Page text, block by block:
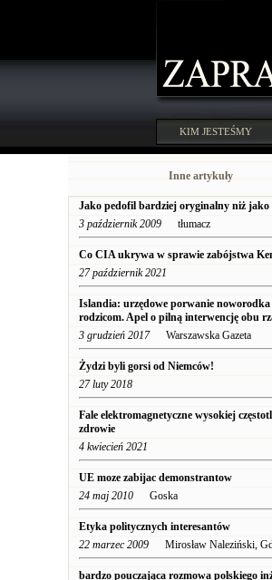
KIM JESTEŚMY
Inne artykuły
Jako pedofil bardziej oryginalny niż jako
3 październik 2009 tłumacz
Co CIA ukrywa w sprawie zabójstwa
27 październik 2021
Islandia: urzędowe porwanie
rodzicom. Apel o pilną interwencję obu
3 grudzień 2017Warszawska Gazeta
Żydzi byli gorsi od Niemców!
27 luty 2018
Fale elektromagnetyczne wysokiej
zdrowie
4 kwiecień 2021
UE moze zabijac demonstrantow
24 maj 2010 Goska
Etyka politycznych interesantów
22 marzec 2009 Mirosław Naleziński,
bardzo pouczająca rozmowa polskiego